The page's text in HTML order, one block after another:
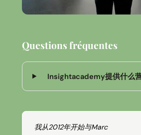
Questions fréquentes
Insightacademy提供什么
我从2012年开始与Marc